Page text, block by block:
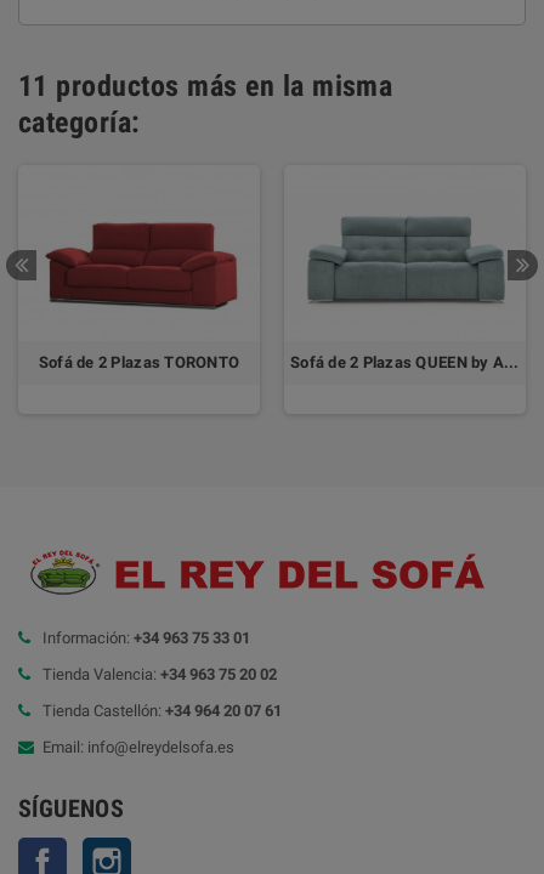
11 productos más en la misma
categoría:
Sofá de 2 Plazas TORONTO Sofá de 2 Plazas QUEEN by ACHE
Información: +34 963 75 33 01
Tienda Valencia: +34 963 75 20 02
Tienda Castellón: +34 964 20 07 61
Email: info@elreydelsofa.es
SÍGUENOS
Facebook